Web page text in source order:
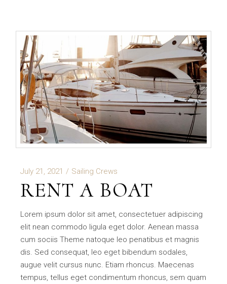
July 21, 2021 Sailing Crews
RENT A BOAT
Lorem ipsum dolor sit amet, consectetuer adipiscing
elit nean commodo ligula eget dolor. Aenean massa
cum sociis Theme natoque leo penatibus et magnis
dis. Sed consequat, leo eget bibendum sodales,
augue velit cursus nunc. Etiam rhoncus. Maecenas
tempus, tellus eget condimentum rhoncus, sem quam